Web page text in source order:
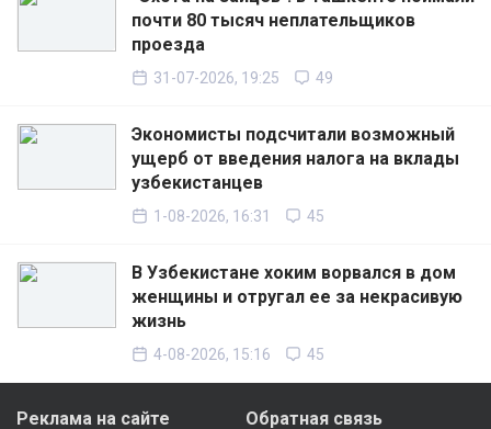
почти 80 тысяч неплательщиков
проезда
31-07-2026, 19:25 49
Экономисты подсчитали возможный
ущерб от введения налога на вклады
узбекистанцев
1-08-2026, 16:31 45
В Узбекистане хоким ворвался в дом
женщины и отругал ее за некрасивую
жизнь
4-08-2026, 15:16 45
Реклама на сайте Обратная связь